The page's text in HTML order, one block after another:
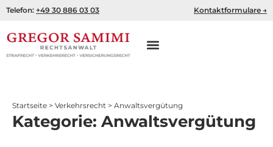
Zum
springen
Telefon: +49 30 886 03 03 Kontaktformulare →
Startseite > Verkehrsrecht > Anwaltsvergütung
Kategorie: Anwaltsvergütung